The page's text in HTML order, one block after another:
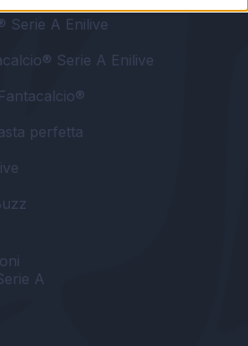
Serie A Enilive
Serie A Enilive
perfetta
A